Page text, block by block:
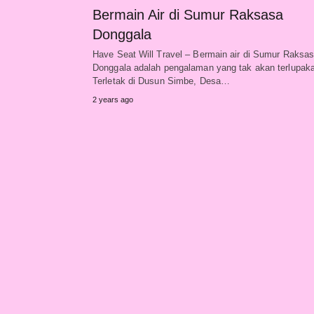
Bermain Air di Sumur Raksasa
Donggala
Have Seat Will Travel – Bermain air di Sumur
Donggala adalah pengalaman yang tak akan
Terletak di Dusun Simbe, Desa…
2 years ago